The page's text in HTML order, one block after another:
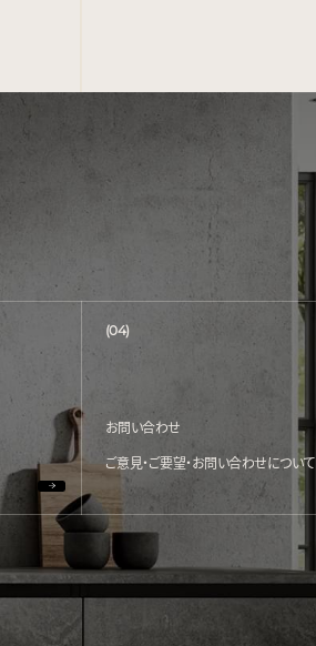
(04)
お問い合わせ
ご意見・ご要望・お問い合わせについて